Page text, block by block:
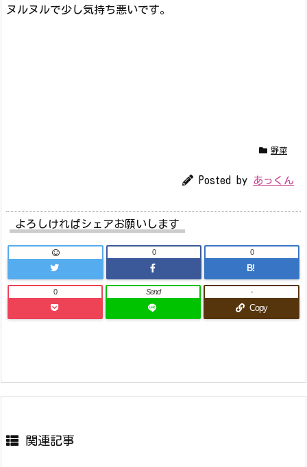
ヌルヌルで少し気持ち悪いです。
野菜
Posted by あっくん
よろしければシェアお願いします
0
B!
0
0 Send
Copy
-
関連記事